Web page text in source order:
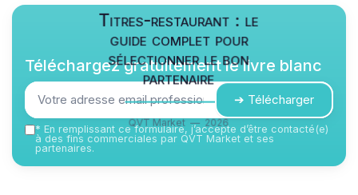
Titres-restaurant : le
guide complet pour
sélectionner le bon
partenaire
QVT Market — 2026
Téléchargez gratuitement le livre blanc
➔ Télécharger
* En remplissant ce formulaire, j’accepte d’être contacté(e)
à des fins commerciales par QVT Market et ses
partenaires.